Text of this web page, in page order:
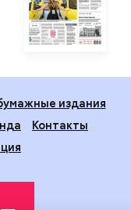
издания
Контакты